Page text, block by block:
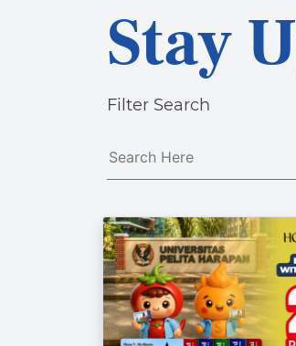
Stay
Filter Search